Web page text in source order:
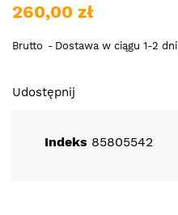
260,00 zł
Brutto Dostawa w ciągu 1-2 dni
Udostępnij
Indeks 85805542